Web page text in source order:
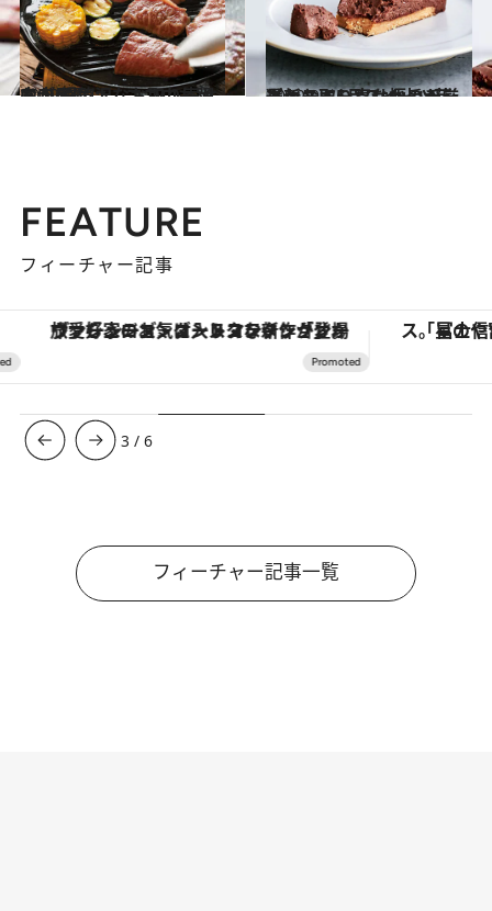
2020.9.5
肉が届けば、ココロも踊る！ 超贅沢なお取り寄せお肉6選
グルメ 2020.9.6
最新お取り寄せ極旨チーズケーキ5品スイーツ芸人・スイーツなかのが厳選
グルメ
FEATURE
フィーチャー記事
ヴァシュロン・コンスタンタン「オーヴァーシーズ・オートマティック」。旅愛好家のお気に入りコレクションから、ジェンダーレスな新作が登場
3 /6
フィーチャー記事一覧